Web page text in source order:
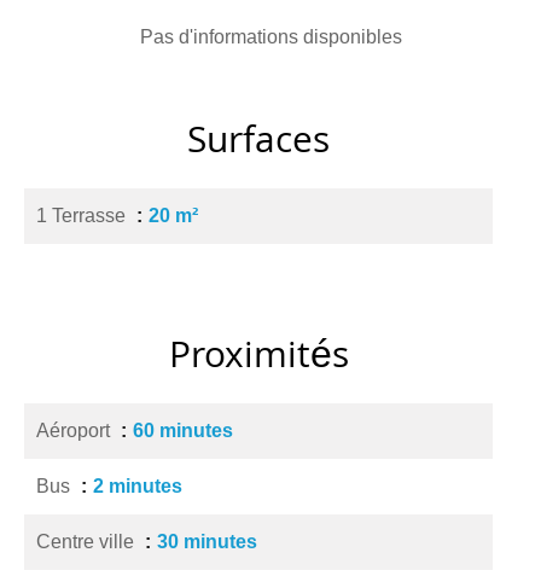
Pas d'informations disponibles
Surfaces
1 Terrasse 20 m²
Proximités
Aéroport 60 minutes
Bus 2 minutes
Centre ville 30 minutes